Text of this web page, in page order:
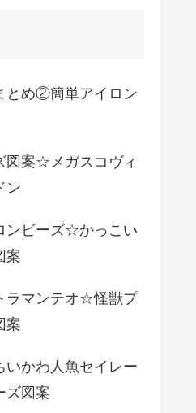
とめ②簡単アイロン
図案☆メガスコヴィ
ン
ンビーズ☆かっこい
案
ラマンテオ☆怪獣プ
案
いかわ人魚セイレー
ズ図案